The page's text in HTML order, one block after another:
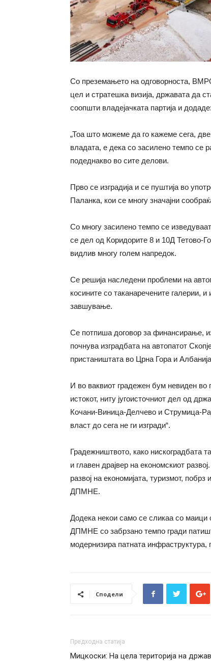
Со преземањето на одговорноста,
цел и стратешка визија, државата да
соопшти владејачката партија и додаде:
„Тоа што можеме да го кажеме сега,
владата, е дека со засилено темпо се
подеднакво во сите делови.
Прво се изградија и се пуштија во
Паланка, кои се многу значајни
Со многу засилено темпо се
се дел од Коридорите 8 и 10Д Тетово-
видлив многу голем напредок.
Се решија наследени проблеми на
косините со таканаречените галерии,
завшување.
Се потпиша договор за финансирање,
почнува изградбата на автопатот
пристаништата во Црна Гора и
И во ваквиот градежен бум невиден во
истокот, ниту југоисточниот дел од
Кочани-Виница-Делчево и Струмица-
власт до сега не ги изгради“.
Градежништвото, како нискоградбата
и главен драјвер на економскиот
развој на економијата, туризмот,
ДПМНЕ.
Додека некои само се сликаа со
ДПМНЕ со забрзано темпо гради
модернизира патната
Сподели
Предходна статија
Мицкоски: На цела територија на